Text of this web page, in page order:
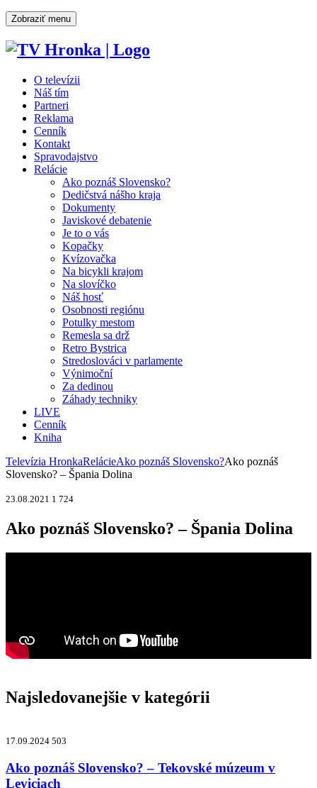
Zobraziť menu
O televízii
Náš tím
Partneri
Reklama
Cenník
Kontakt
Spravodajstvo
Relácie
Ako poznáš Slovensko?
Dedičstvá nášho kraja
Dokumenty
Javiskové debatenie
Je to o vás
Kopačky
Kvízovačka
Na bicykli krajom
Na slovíčko
Náš hosť
Osobnosti regiónu
Potulky mestom
Remesla sa drž
Retro Bystrica
Stredoslováci v parlamente
Výnimoční
Za dedinou
Záhady techniky
LIVE
Cenník
Kniha
Televízia HronkaRelácieAko poznáš Slovensko?Ako poznáš
Slovensko? – Špania Dolina
23.08.2021 1 724
Ako poznáš Slovensko? – Špania Dolina
Najsledovanejšie v kategórii
17.09.2024 503
Ako poznáš Slovensko? – Tekovské múzeum v
Leviciach